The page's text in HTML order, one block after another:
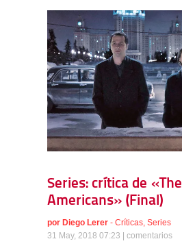
Series: crítica de «The
Americans» (Final)
por Diego Lerer - Críticas Series
31 May, 2018 07:23 | comentarios